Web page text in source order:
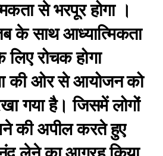
से भरपूर होगा ।
के साथ आध्यात्मिकता
रोचक होगा
की ओर से आयोजन को
गया है। जिसमें लोगों
की अपील करते हुए